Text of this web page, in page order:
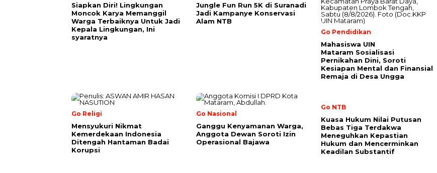
Siapkan Diri! Lingkungan
Moncok Karya Memanggil
Warga Terbaiknya Untuk Jadi
Kepala Lingkungan, Ini
syaratnya
Jungle Fun Run 5K di Suranadi
Jadi Kampanye Konservasi
Alam NTB
Go Pendidikan
Mahasiswa UIN
Mataram Sosialisasi
Pernikahan Dini, Soroti
Kesiapan Mental dan Finansial
Remaja di Desa Ungga
Go Religi
Mensyukuri Nikmat
Kemerdekaan Indonesia
Ditengah Hantaman Badai
Korupsi
Go Nasional
Ganggu Kenyamanan Warga,
Anggota Dewan Soroti Izin
Operasional Bajawa
Go NTB
Kuasa Hukum Nilai Putusan
Bebas Tiga Terdakwa
Meneguhkan Kepastian
Hukum dan Mencerminkan
Keadilan Substantif